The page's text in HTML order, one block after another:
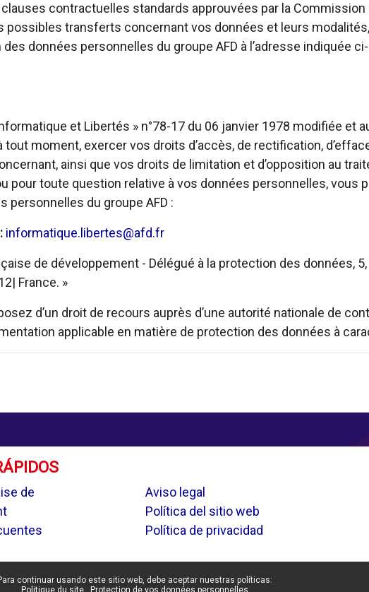
continuar usando este sitio web, debe aceptar nuestras políticas:
Politique du site
Protection de vos données personnelles
contractuelles standards approuvées par la Commission
possibles transferts concernant vos données et leurs
données personnelles du groupe AFD à l’adresse indiquée
et Libertés » n°78-17 du 06 janvier 1978 modifiée et
tout moment, exercer vos droits d’accès, de rectification,
ainsi que vos droits de limitation et d’opposition au
pour toute question relative à vos données personnelles, vous
personnelles du groupe AFD :
informatique.libertes@afd.fr
de développement - Délégué à la protection des données, 5,
France. »
d’un droit de recours auprès d’une autorité nationale de
applicable en matière de protection des données à
de
Aviso legal
Política del sitio web
Política de privacidad